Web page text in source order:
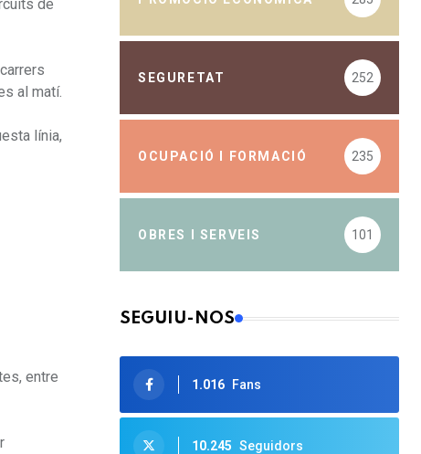
de
al matí.
línia,
entre
SEGURETAT 252
OCUPACIÓ I FORMACIÓ 235
OBRES I SERVEIS 101
SEGUIU-NOS
1.016 Fans
10.245 Seguidors